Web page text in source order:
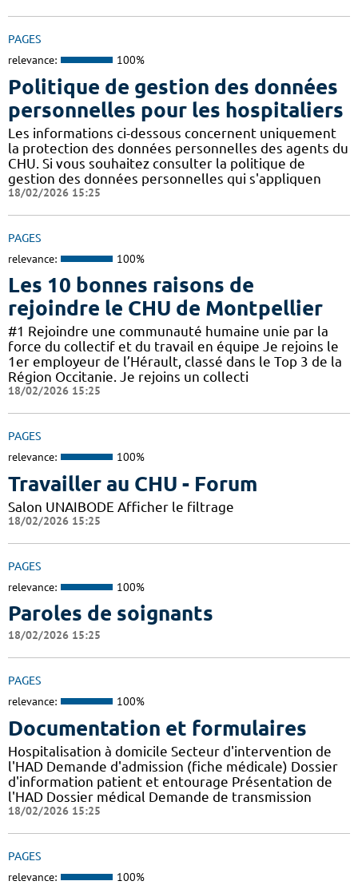
PAGES
relevance: 100%
Politique de gestion des données
personnelles pour les hospitaliers
Les informations ci-dessous concernent uniquement
la protection des données personnelles des agents du
CHU. Si vous souhaitez consulter la politique de
gestion des données personnelles qui s'appliquen
18/02/2026 15:25
PAGES
relevance: 100%
Les 10 bonnes raisons de
rejoindre le CHU de Montpellier
#1 Rejoindre une communauté humaine unie par la
force du collectif et du travail en équipe Je rejoins le
1er employeur de l’Hérault, classé dans le Top 3 de la
Région Occitanie. Je rejoins un collecti
18/02/2026 15:25
PAGES
relevance: 100%
Travailler au CHU - Forum
Salon UNAIBODE Afficher le filtrage
18/02/2026 15:25
PAGES
relevance: 100%
Paroles de soignants
18/02/2026 15:25
PAGES
relevance: 100%
Documentation et formulaires
Hospitalisation à domicile Secteur d'intervention de
l'HAD Demande d'admission (fiche médicale) Dossier
d'information patient et entourage Présentation de
l'HAD Dossier médical Demande de transmission
18/02/2026 15:25
PAGES
relevance: 100%